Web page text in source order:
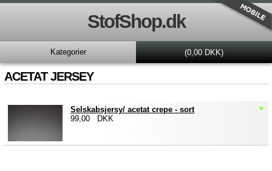
StofShop.dk
Kategorier (0,00 DKK)
ACETAT JERSEY
Selskabsjersy/ acetat crepe - sort
99,00 DKK